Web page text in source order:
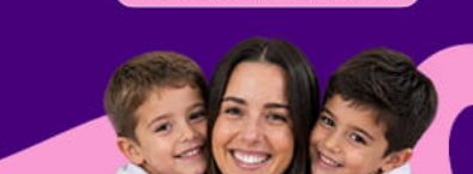
* ימי פעילות א׳-ה׳ בין 9:00-17:00
* בירורים בטלפון: 02-3761330 או במייל bbx@beerbazaar.co.il
* אזהרה: צריכה מופרזת של
* לא תינתן תמורה ו/או